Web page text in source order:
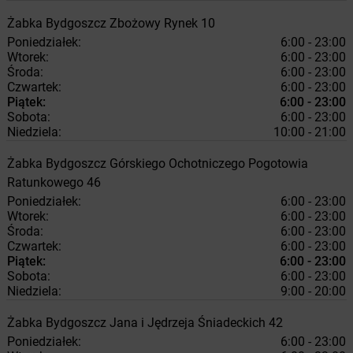
Żabka Bydgoszcz Zbożowy Rynek 10
Poniedziałek:
6:00 - 23:00
Wtorek:
6:00 - 23:00
Środa:
6:00 - 23:00
Czwartek:
6:00 - 23:00
Piątek:
6:00 - 23:00
Sobota:
6:00 - 23:00
Niedziela:
10:00 - 21:00
Żabka Bydgoszcz Górskiego Ochotniczego Pogotowia
Ratunkowego 46
Poniedziałek:
6:00 - 23:00
Wtorek:
6:00 - 23:00
Środa:
6:00 - 23:00
Czwartek:
6:00 - 23:00
Piątek:
6:00 - 23:00
Sobota:
6:00 - 23:00
Niedziela:
9:00 - 20:00
Żabka Bydgoszcz Jana i Jędrzeja Śniadeckich 42
Poniedziałek:
6:00 - 23:00